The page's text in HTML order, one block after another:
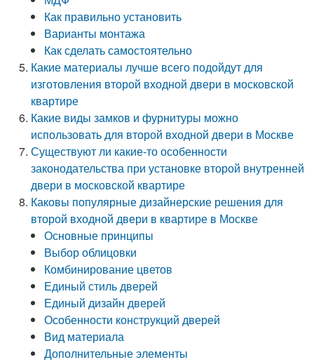
Как правильно установить
Варианты монтажа
Как сделать самостоятельно
Какие материалы лучше всего подойдут для
изготовления второй входной двери в московской
квартире
Какие виды замков и фурнитуры можно
использовать для второй входной двери в Москве
Существуют ли какие-то особенности
законодательства при установке второй внутренней
двери в московской квартире
Каковы популярные дизайнерские решения для
второй входной двери в квартире в Москве
Основные принципы
Выбор облицовки
Комбинирование цветов
Единый стиль дверей
Единый дизайн дверей
Особенности конструкций дверей
Вид материала
Дополнительные элементы